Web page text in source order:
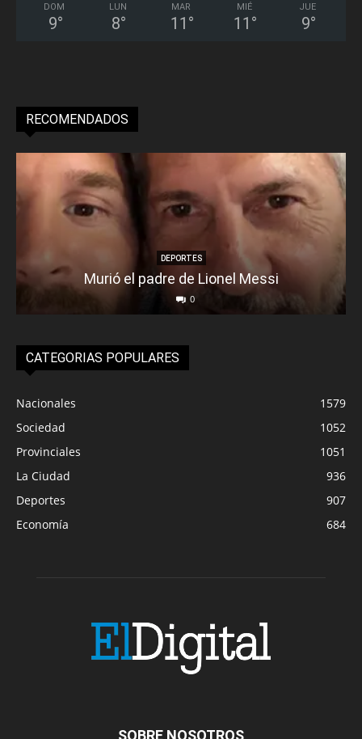
DOM
9°
LUN
8°
MAR
11 °
MIÉ
11 °
JUE
9°
RECOMENDADOS
DEPORTES
Murió el padre de Lionel Messi
0
CATEGORIAS POPULARES
Nacionales
1579
Sociedad
1052
Provinciales
1051
La Ciudad
936
Deportes
907
Economía
684
SOBRE NOSOTROS